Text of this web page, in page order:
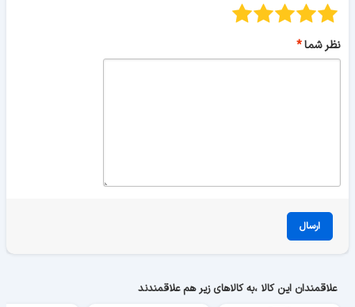
نظر شما
ارسال
علاقمندان این کالا ،به کالاهای زیر هم علاقمندند